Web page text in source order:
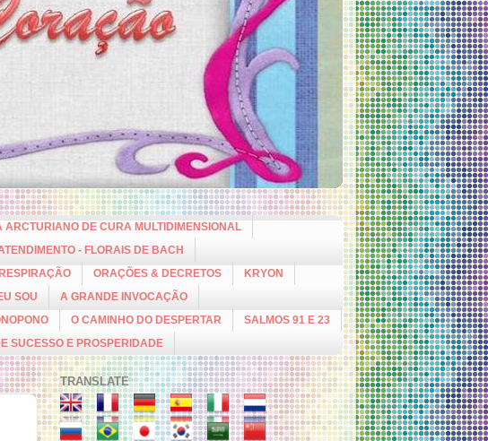
ARCTURIANO DE CURA MULTIDIMENSIONAL
- FLORAIS DE BACH
RESPIRAÇÃO ORAÇÕES & DECRETOS
KRYON
SOU
A GRANDE INVOCAÇÃO
O CAMINHO DO DESPERTAR
SALMOS 91 E 23
SUCESSO E PROSPERIDADE
TRANSLATE